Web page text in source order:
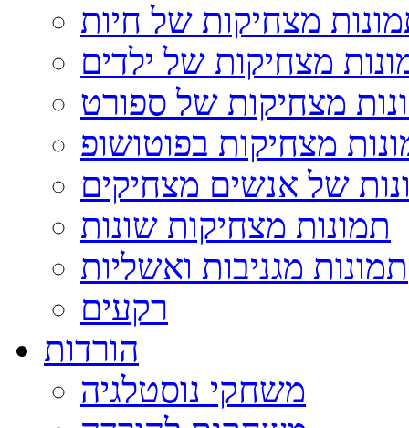
מצחיקות של חיות
מצחיקות של ילדים
מצחיקות של ספורט
מצחיקות בפוטושופ
של אנשים מצחיקים
תמונות מצחיקות שונות
תמונות מגניבות ואשליות
רקעים
הורדות
משחקי נוסטלגיה